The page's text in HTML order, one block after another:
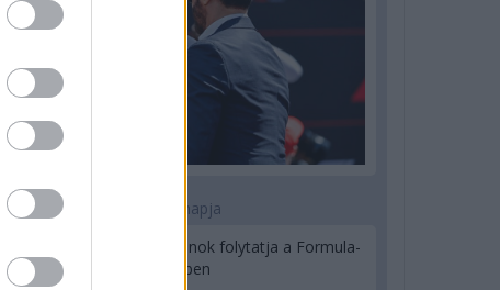
2 napja
Újabb korábbi F2-es bajnok folytatja a Formula-
E-ben